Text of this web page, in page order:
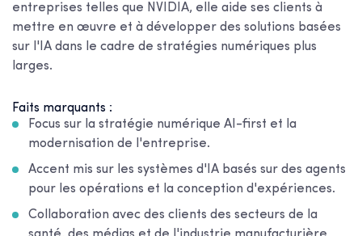
entreprises telles que NVIDIA, elle aide ses clients à
mettre en œuvre et à développer des solutions basées
sur l'IA dans le cadre de stratégies numériques plus
larges.
Faits marquants :
Focus sur la stratégie numérique AI-first et la
modernisation de l'entreprise.
Accent mis sur les systèmes d'IA basés sur des agents
pour les opérations et la conception d'expériences.
Collaboration avec des clients des secteurs de la